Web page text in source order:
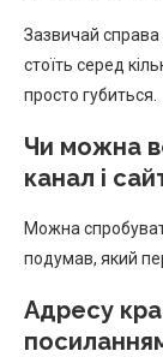
Зазвичай
стоїть серед
просто губиться.
Чи можна
канал і
Можна
подумав, який
Адресу